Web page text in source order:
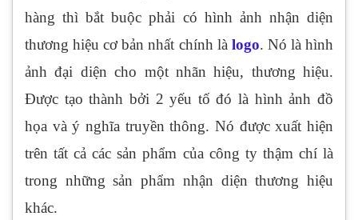
hàng thì bắt buộc phải có hình ảnh nhận diện
thương hiệu cơ bản nhất chính là logo. Nó là hình
ảnh đại diện cho một nhãn hiệu, thương hiệu.
Được tạo thành bởi 2 yếu tố đó là hình ảnh đồ
họa và ý nghĩa truyền thông. Nó được xuất hiện
trên tất cả các sản phẩm của công ty thậm chí là
trong những sản phẩm nhận diện thương hiệu
khác.